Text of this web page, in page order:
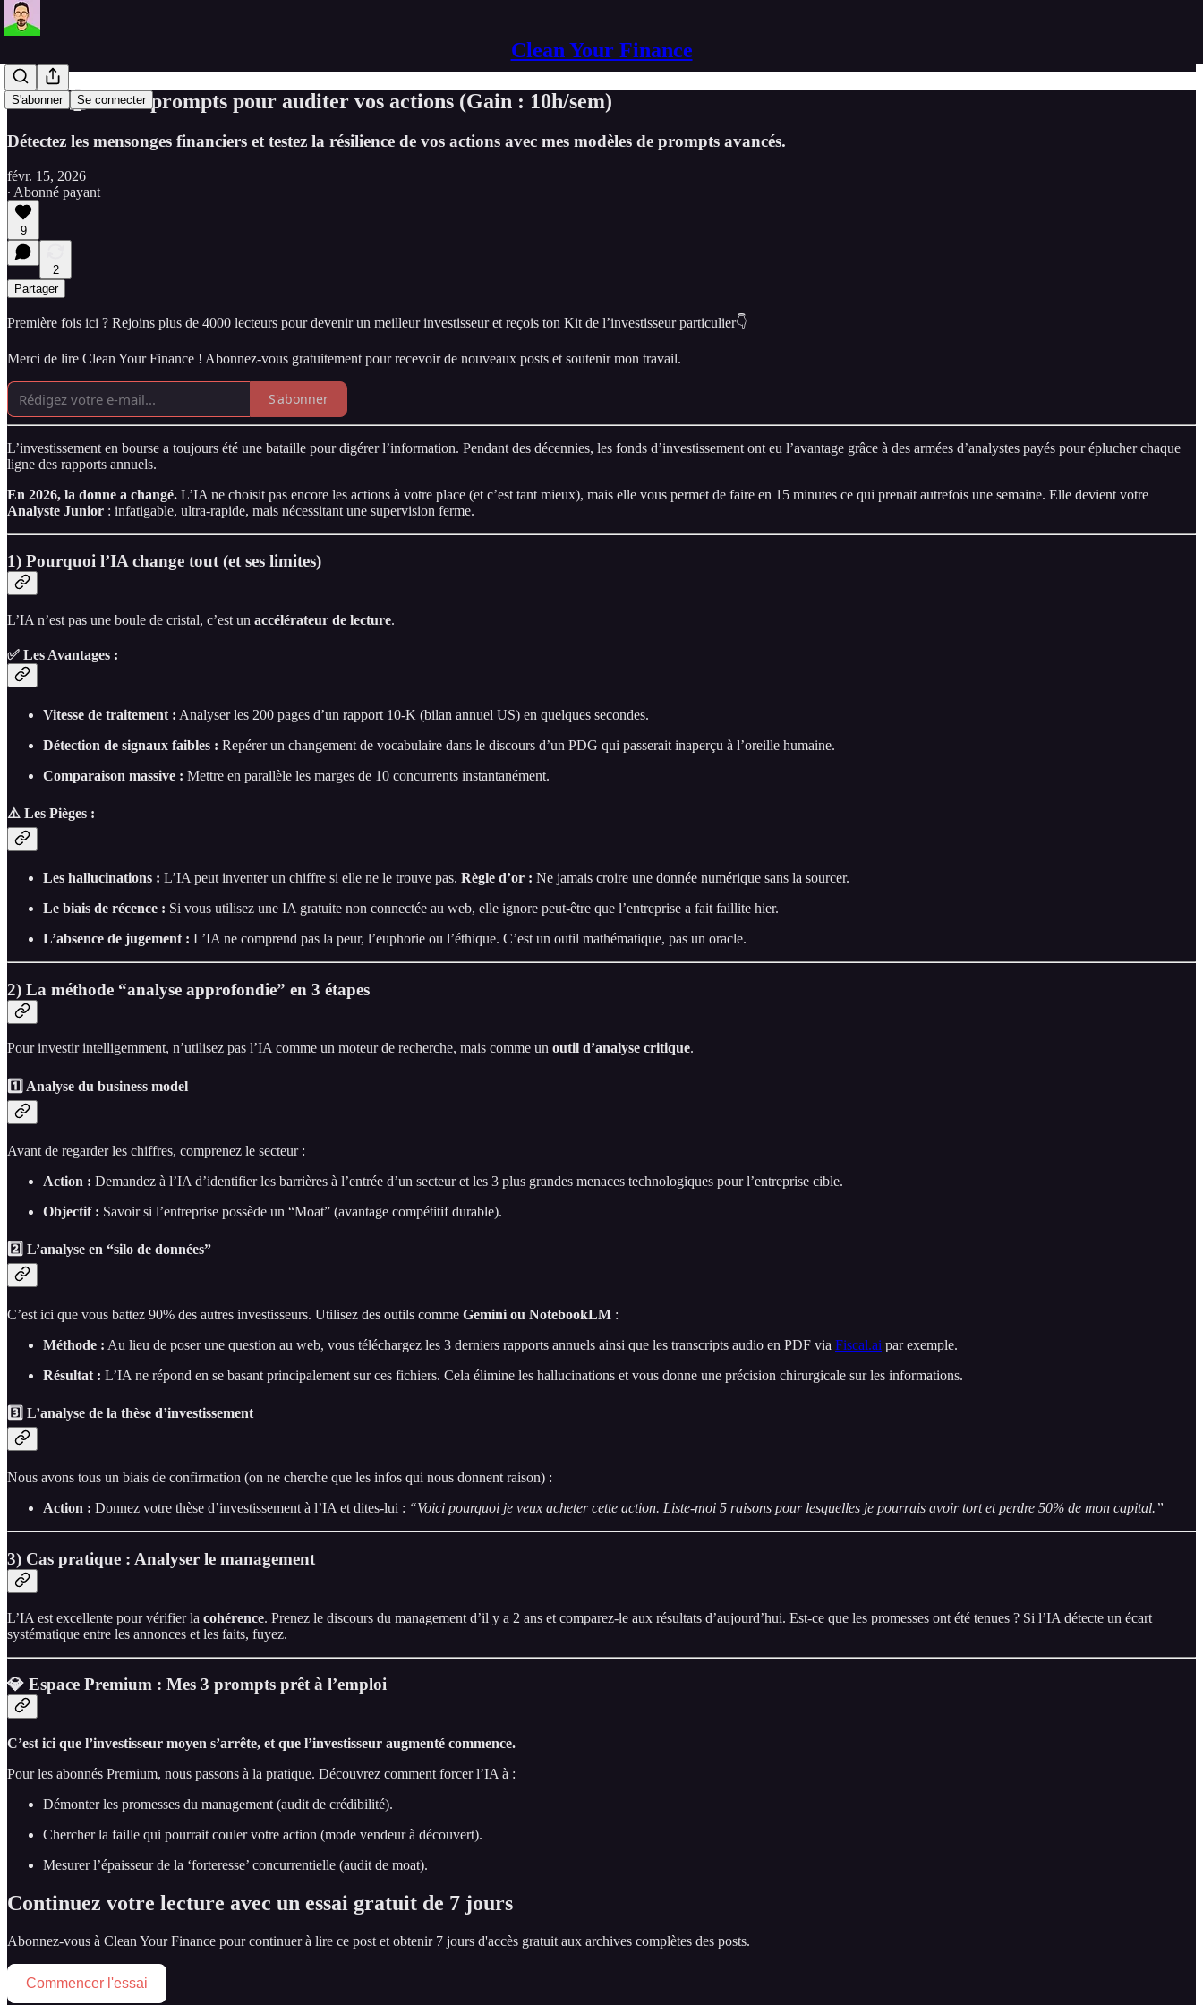
Clean Your Finance
S'abonner Se connecter
#113 - 🤖 IA : 3 prompts pour auditer vos actions (Gain : 10h/sem)
Détectez les mensonges financiers et testez la résilience de vos actions avec mes modèles de prompts avancés.
févr. 15, 2026
∙ Abonné payant
9
2
Partager
Première fois ici ? Rejoins plus de 4000 lecteurs pour devenir un meilleur investisseur et reçois ton Kit de l’investisseur particulier👇
Merci de lire Clean Your Finance ! Abonnez-vous gratuitement pour recevoir de nouveaux posts et soutenir mon travail.
S'abonner
L’investissement en bourse a toujours été une bataille pour digérer l’information. Pendant des décennies, les fonds d’investissement ont eu l’avantage grâce à des armées d’analystes payés pour éplucher chaque
ligne des rapports annuels.
En 2026, la donne a changé. L’IA ne choisit pas encore les actions à votre place (et c’est tant mieux), mais elle vous permet de faire en 15 minutes ce qui prenait autrefois une semaine. Elle devient votre
Analyste Junior : infatigable, ultra-rapide, mais nécessitant une supervision ferme.
1) Pourquoi l’IA change tout (et ses limites)
L’IA n’est pas une boule de cristal, c’est un accélérateur de lecture.
✅ Les Avantages :
Vitesse de traitement : Analyser les 200 pages d’un rapport 10-K (bilan annuel US) en quelques secondes.
Détection de signaux faibles : Repérer un changement de vocabulaire dans le discours d’un PDG qui passerait inaperçu à l’oreille humaine.
Comparaison massive : Mettre en parallèle les marges de 10 concurrents instantanément.
⚠️ Les Pièges :
Les hallucinations : L’IA peut inventer un chiffre si elle ne le trouve pas. Règle d’or : Ne jamais croire une donnée numérique sans la sourcer.
Le biais de récence : Si vous utilisez une IA gratuite non connectée au web, elle ignore peut-être que l’entreprise a fait faillite hier.
L’absence de jugement : L’IA ne comprend pas la peur, l’euphorie ou l’éthique. C’est un outil mathématique, pas un oracle.
2) La méthode “analyse approfondie” en 3 étapes
Pour investir intelligemment, n’utilisez pas l’IA comme un moteur de recherche, mais comme un outil d’analyse critique.
1️⃣ Analyse du business model
Avant de regarder les chiffres, comprenez le secteur :
Action : Demandez à l’IA d’identifier les barrières à l’entrée d’un secteur et les 3 plus grandes menaces technologiques pour l’entreprise cible.
Objectif : Savoir si l’entreprise possède un “Moat” (avantage compétitif durable).
2️⃣ L’analyse en “silo de données”
C’est ici que vous battez 90% des autres investisseurs. Utilisez des outils comme Gemini ou NotebookLM :
Méthode : Au lieu de poser une question au web, vous téléchargez les 3 derniers rapports annuels ainsi que les transcripts audio en PDF via Fiscal.ai par exemple.
Résultat : L’IA ne répond en se basant principalement sur ces fichiers. Cela élimine les hallucinations et vous donne une précision chirurgicale sur les informations.
3️⃣ L’analyse de la thèse d’investissement
Nous avons tous un biais de confirmation (on ne cherche que les infos qui nous donnent raison) :
Action : Donnez votre thèse d’investissement à l’IA et dites-lui : “Voici pourquoi je veux acheter cette action. Liste-moi 5 raisons pour lesquelles je pourrais avoir tort et perdre 50% de mon capital.”
3) Cas pratique : Analyser le management
L’IA est excellente pour vérifier la cohérence. Prenez le discours du management d’il y a 2 ans et comparez-le aux résultats d’aujourd’hui. Est-ce que les promesses ont été tenues ? Si l’IA détecte un écart
systématique entre les annonces et les faits, fuyez.
💎 Espace Premium : Mes 3 prompts prêt à l’emploi
C’est ici que l’investisseur moyen s’arrête, et que l’investisseur augmenté commence.
Pour les abonnés Premium, nous passons à la pratique. Découvrez comment forcer l’IA à :
Démonter les promesses du management (audit de crédibilité).
Chercher la faille qui pourrait couler votre action (mode vendeur à découvert).
Mesurer l’épaisseur de la ‘forteresse’ concurrentielle (audit de moat).
Continuez votre lecture avec un essai gratuit de 7 jours
Abonnez-vous à Clean Your Finance pour continuer à lire ce post et obtenir 7 jours d'accès gratuit aux archives complètes des posts.
Commencer l'essai